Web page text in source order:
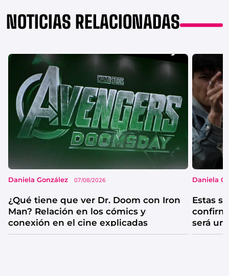
NOTICIAS RELACIONADAS
Daniela González 07/08/2026
¿Qué tiene que ver Dr. Doom con Iron
Man? Relación en los cómics y
conexión en el cine explicadas
Daniela
Estas
será